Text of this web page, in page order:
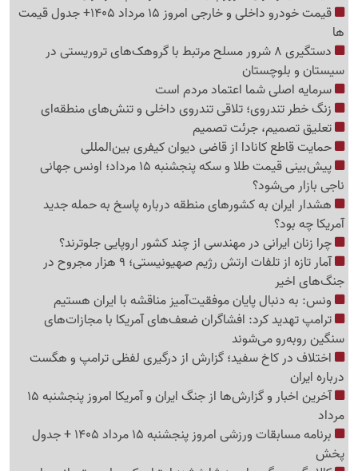
قیمت خودرو داخلی و خارجی امروز 15 مرداد 1405+ جدول قیمت
ها
دستگیری 8 شرور مسلح مرتبط با گروهک‌های تروریستی در
سیستان و بلوچستان
سرمایه اصلی شما اعتماد مردم است
زنگ خطر تندروی؛ تلاقی تندروی داخلی و تنش‌های منطقه‌ای
تعلیق تصمیم، جرئت تصمیم
حمایت قاطع کانادا از قاضی دیوان کیفری بین‌المللی
پیش‌بینی قیمت طلا و سکه پنجشنبه 15 مرداد؛ اونس جهانی
ناجی بازار می‌شود؟
هشدار ایران به کشورهای منطقه درباره پاسخ به حمله جدید
آمریکا چه بود؟
چرا زنان ایرانی در مهندسی از چند کشور اروپایی جلوترند؟
آمار تازه از تلفات ارتش رژیم صهیونیستی؛ 9 هزار مجروح در
جنگ‌های اخیر
ونس: به دنبال پایان موفقیت‌آمیز مناقشه با ایران هستیم
ترامپ تهدید کرد: افشاگران ضعف‌های آمریکا با مجازات‌های
سنگین روبه‌رو می‌شوند
اختلاف در کاخ سفید؛ گزارش از درگیری لفظی ترامپ و هگست
درباره ایران
آخرین اخبار و گزارش‌ها از جنگ ایران و آمریکا امروز پنجشنبه 15
مرداد
برنامه مسابقات ورزشی امروز پنجشنبه 15 مرداد 1405 + جدول
پخش